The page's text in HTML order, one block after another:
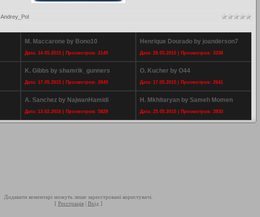
Andrey_Pol
M. Maccarone by Bono10
Дата: 14.05.2015 | Просмотров: 2149
Henrique Dourado by joanderson7
Дата: 28.05.2015 | Просмотров: 3338
K. Gibbs by shamrik_gunners
Дата: 17.05.2015 | Просмотров: 2849
O. Kucher by O44
Дата: 17.05.2015 | Просмотров: 2641
A. Sanchez by NajwanHamidi
Дата: 13.02.2016 | Просмотров: 5829
H. Mkhitaryan by Sameh Momen
Дата: 25.05.2015 | Просмотров: 3935
Додавати коментарі можуть лише зареєстровані користувачі.
[ Реєстрація| Вхід ]